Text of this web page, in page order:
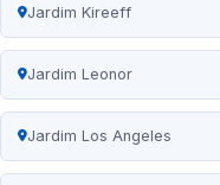
Jardim Kireeff
Jardim Leonor
Jardim Los Angeles